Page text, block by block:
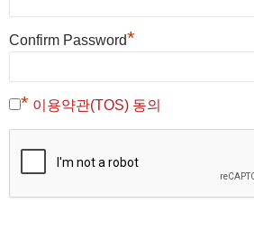
Confirm Password*
* 이용약관(TOS) 동의